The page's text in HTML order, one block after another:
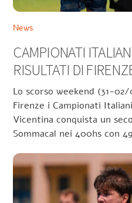
News
CAMPIONATI
RISULTATI DI
Lo scorso weekend (31-
Firenze i Campionati
Vicentina conquista un
Sommacal nei 400hs con